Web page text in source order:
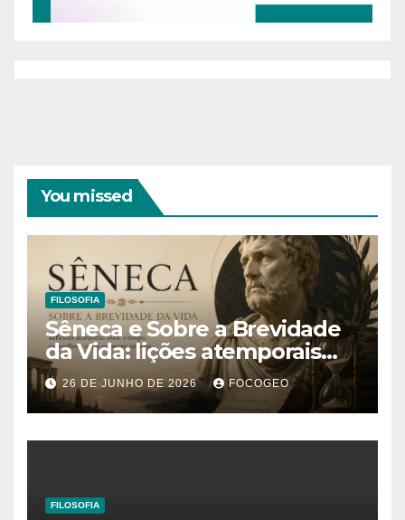
You missed
FILOSOFIA
Sêneca e Sobre a Brevidade
da Vida: lições atemporais
sobre o tempo, a felicidade e
o verdadeiro sentido da
existência
26 DE JUNHO DE 2026 FOCOGEO
FILOSOFIA